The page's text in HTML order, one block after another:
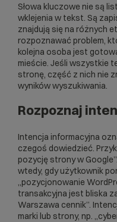
Słowa kluczowe nie są
wklejenia w tekst. Są
znajdują się na różnych
rozpoznawać problem,
kolejna osoba jest
mieście. Jeśli wszystkie
stronę, część z nich nie
wyników wyszukiwania.
Rozpoznaj
Intencja informacyjna
czegoś dowiedzieć.
pozycję strony w
wtedy, gdy użytkownik
„pozycjonowanie
transakcyjna jest bliska
Warszawa cennik”.
marki lub strony, np.